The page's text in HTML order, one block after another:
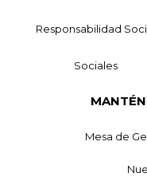
Responsabilidad
Sociales
Mesa de